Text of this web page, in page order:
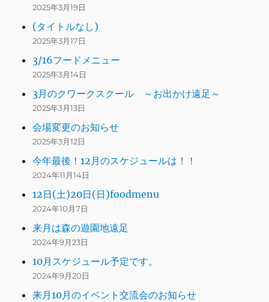
2025年3月19日
(タイトルなし)
2025年3月17日
3/16フードメニュー
2025年3月14日
3月のクワークスクール ～お出かけ遠足～
2025年3月13日
会場変更のお知らせ
2025年3月12日
今年最後！12月のスケジュールは！！
2024年11月14日
12日(土)20日(日)foodmenu
2024年10月7日
来月は森の遊園地遠足
2024年9月23日
10月スケジュール予定です。
2024年9月20日
来月10月のイベント交流会のお知らせ